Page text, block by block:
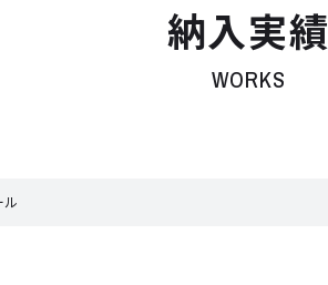
納入実績
WORKS
ル